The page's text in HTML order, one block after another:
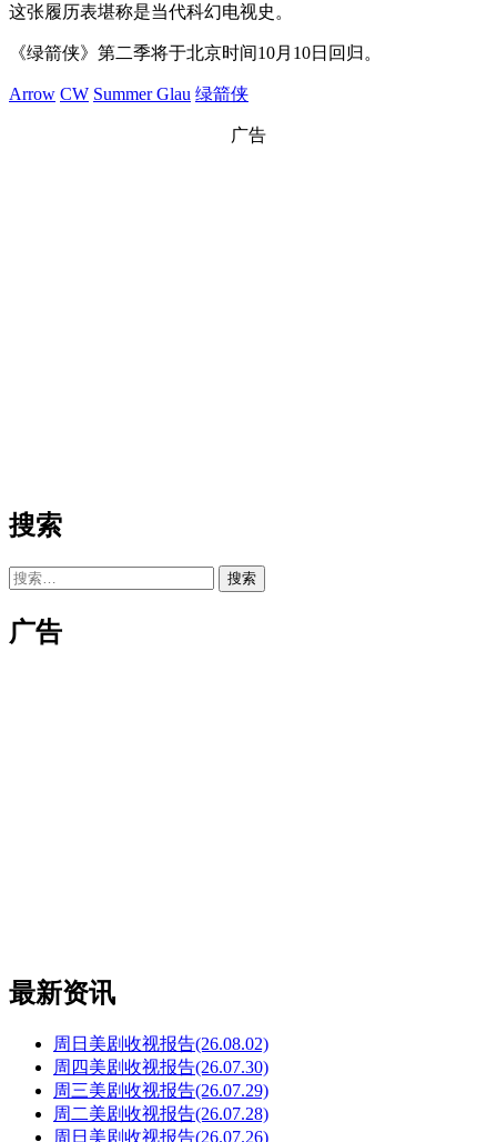
这张履历表堪称是当代科幻电视史。
《绿箭侠》第二季将于北京时间10月10日回归。
Arrow CW Summer Glau 绿箭侠
广告
搜索
搜
广告
最新资讯
周日美剧收视报告(26.08.02)
周四美剧收视报告(26.07.30)
周三美剧收视报告(26.07.29)
周二美剧收视报告(26.07.28)
周日美剧收视报告(26.07.26)